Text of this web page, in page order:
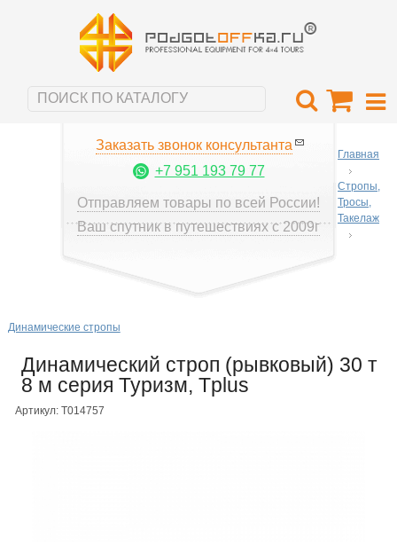
Заказать звонок консультанта
+7 951 193 79 77
Отправляем товары по всей России!
Ваш спутник в путешествиях с 2009г
Главная
Стропы,
Тросы,
Такелаж
Динамические стропы
Динамический строп (рывковый) 30 т
8 м серия Туризм, Tplus
Артикул: T014757